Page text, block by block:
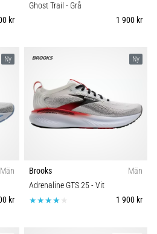
kr
Ghost Trail - Grå
1 900 kr
Ny
Män
kr
Ny
Brooks
Män
Adrenaline GTS 25- Vit
1 900 kr